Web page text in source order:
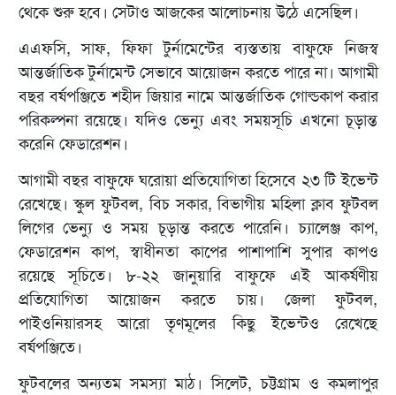
থেকে শুরু হবে। সেটাও আজকের আলোচনায় উঠে এসেছিল।
এএফসি, সাফ, ফিফা টুর্নামেন্টের ব্যস্ততায় বাফুফে নিজস্ব
আন্তর্জাতিক টুর্নামেন্ট সেভাবে আয়োজন করতে পারে না। আগামী
বছর বর্ষপঞ্জিতে শহীদ জিয়ার নামে আন্তর্জাতিক গোল্ডকাপ করার
পরিকল্পনা রয়েছে। যদিও ভেন্যু এবং সময়সূচি এখনো চূড়ান্ত
করেনি ফেডারেশন।
আগামী বছর বাফুফে ঘরোয়া প্রতিযোগিতা হিসেবে ২৩ টি ইভেন্ট
রেখেছে। স্কুল ফুটবল, বিচ সকার, বিভাগীয় মহিলা ক্লাব ফুটবল
লিগের ভেন্যু ও সময় চূড়ান্ত করতে পারেনি। চ্যালেঞ্জ কাপ,
ফেডারেশন কাপ, স্বাধীনতা কাপের পাশাপাশি সুপার কাপও
রয়েছে সূচিতে। ৮-২২ জানুয়ারি বাফুফে এই আকর্ষণীয়
প্রতিযোগিতা আয়োজন করতে চায়। জেলা ফুটবল,
পাইওনিয়ারসহ আরো তৃণমূলের কিছু ইভেন্টও রেখেছে
বর্ষপঞ্জিতে।
ফুটবলের অন্যতম সমস্যা মাঠ। সিলেট, চট্টগ্রাম ও কমলাপুর